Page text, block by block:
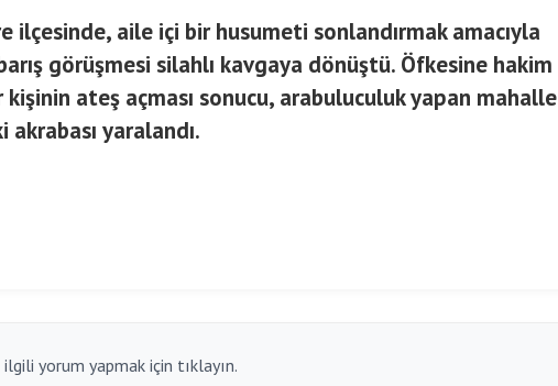
ilçesinde, aile içi bir husumeti sonlandırmak amacıyla
görüşmesi silahlı kavgaya dönüştü. Öfkesine hakim
ateş açması sonucu, arabuluculuk yapan mahalle
akrabası yaralandı.
yorum yapmak için tıklayın.